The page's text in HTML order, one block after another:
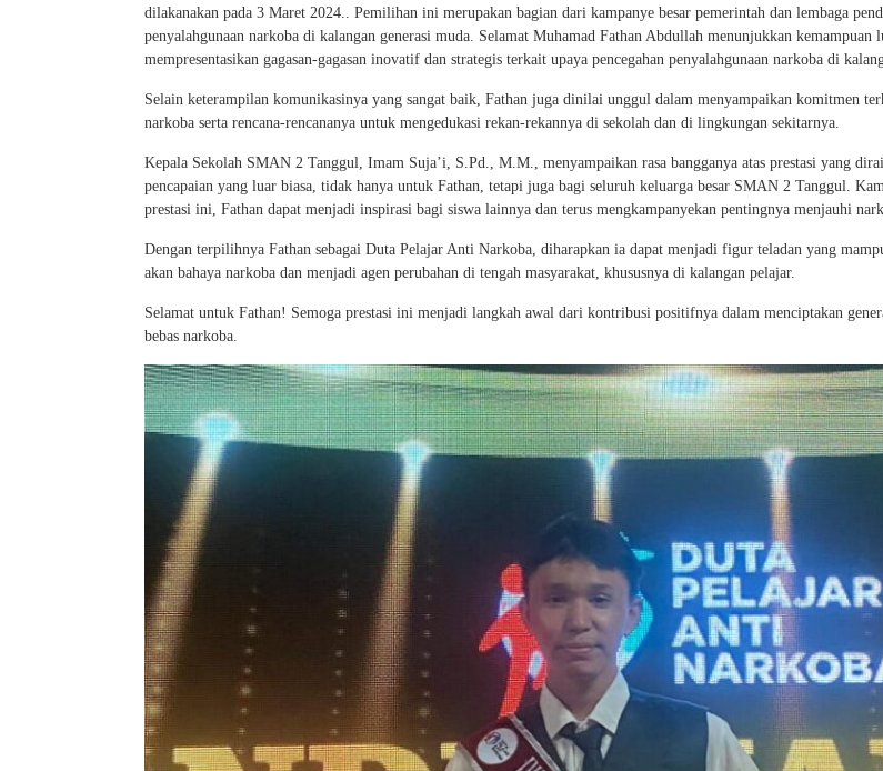
dilakanakan pada 3 Maret 2024.. Pemilihan ini merupakan bagian dari kampanye besar pemerintah dan lembaga
penyalahgunaan narkoba di kalangan generasi muda. Selamat Muhamad Fathan Abdullah menunjukkan kemampuan
mempresentasikan gagasan-gagasan inovatif dan strategis terkait upaya pencegahan penyalahgunaan narkoba di
Selain keterampilan komunikasinya yang sangat baik, Fathan juga dinilai unggul dalam menyampaikan komitmen
narkoba serta rencana-rencananya untuk mengedukasi rekan-rekannya di sekolah dan di lingkungan sekitarnya.
Kepala Sekolah SMAN 2 Tanggul, Imam Suja’i, S.Pd., M.M., menyampaikan rasa bangganya atas prestasi yang
pencapaian yang luar biasa, tidak hanya untuk Fathan, tetapi juga bagi seluruh keluarga besar SMAN 2 Tanggul.
prestasi ini, Fathan dapat menjadi inspirasi bagi siswa lainnya dan terus mengkampanyekan pentingnya menjauhi
Dengan terpilihnya Fathan sebagai Duta Pelajar Anti Narkoba, diharapkan ia dapat menjadi figur teladan yang
akan bahaya narkoba dan menjadi agen perubahan di tengah masyarakat, khususnya di kalangan pelajar.
Selamat untuk Fathan! Semoga prestasi ini menjadi langkah awal dari kontribusi positifnya dalam menciptakan
bebas narkoba.